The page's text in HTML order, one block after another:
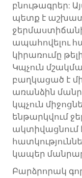
բնութագրեր:
պետք է
ապահովելու
կիրառումը
Կպչուն
բաղկացած է
առանձին
կպչուն
ենթարկվում
ակտիվացնում
կապեր
Բարձրորակ